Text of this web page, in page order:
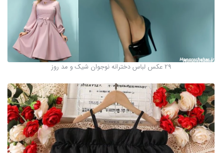
29 عکس لباس دخترانه نوجوان شیک و مد روز